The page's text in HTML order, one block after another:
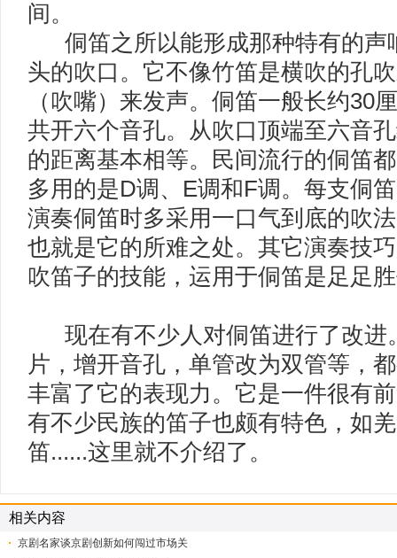
间。
侗笛之所以能形成那种特有的声
头的吹口。它不像竹笛是横吹的孔
（吹嘴）来发声。侗笛一般长约30
共开六个音孔。从吹口顶端至六音
的距离基本相等。民间流行的侗笛
多用的是D调、E调和F调。每支侗
演奏侗笛时多采用一口气到底的吹
也就是它的所难之处。其它演奏技
吹笛子的技能，运用于侗笛是足足
现在有不少人对侗笛进行了改进
片，增开音孔，单管改为双管等，
丰富了它的表现力。它是一件很有
有不少民族的笛子也颇有特色，如
笛......这里就不介绍了。
相关内容
京剧名家谈京剧创新如何闯过市场关